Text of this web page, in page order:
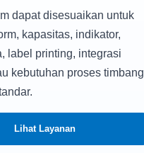
dapat disesuaikan untuk
kapasitas, indikator,
label printing, integrasi
kebutuhan proses timbang
Lihat Layanan